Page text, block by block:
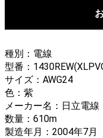
種別：電線
型番：
サイズ：AWG24
色：紫
メーカー名：日立電線
数量：610m
製造年月：2004年7月